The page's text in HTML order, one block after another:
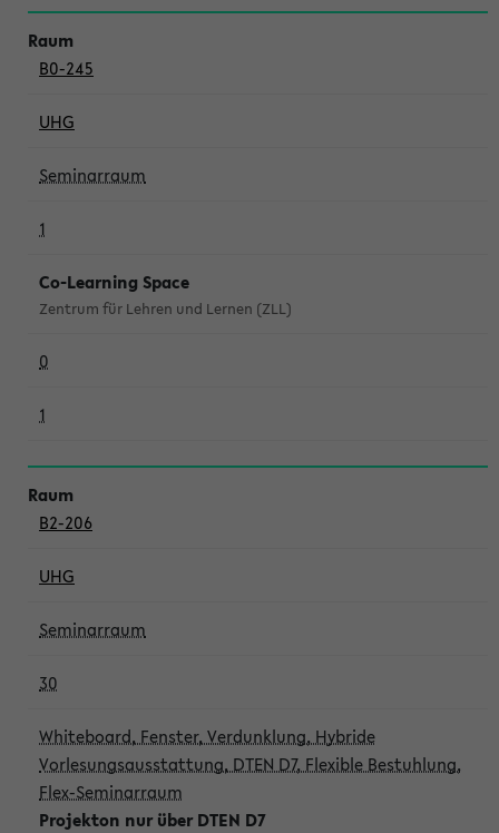
B0-245
UHG
Seminarraum
1
Co-Learning Space
Zentrum für Lehren und Lernen (ZLL)
0
1
B2-206
UHG
Seminarraum
30
Whiteboard, Fenster, Verdunklung, Hybride
Vorlesungsausstattung, DTEN D7, Flexible Bestuhlung,
Flex-Seminarraum
Projekton nur über DTEN D7